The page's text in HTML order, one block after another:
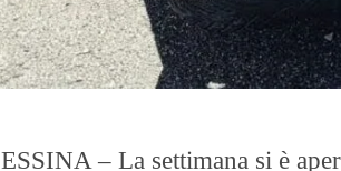
ESSINA – La settimana si è